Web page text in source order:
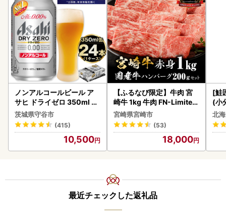
ノンアルコールビール ア
サヒ ドライゼロ 350ml 24
本 ノンアル ビール asashi
守谷市
茨城県守谷市
(415)
10,500
【ふるなび限定】牛肉 宮
崎牛 1kg 牛肉 FN-Limited
-VO
宮崎県宮崎市
(53)
18,000
[鮭
(小
5
北
最近チェックした返礼品